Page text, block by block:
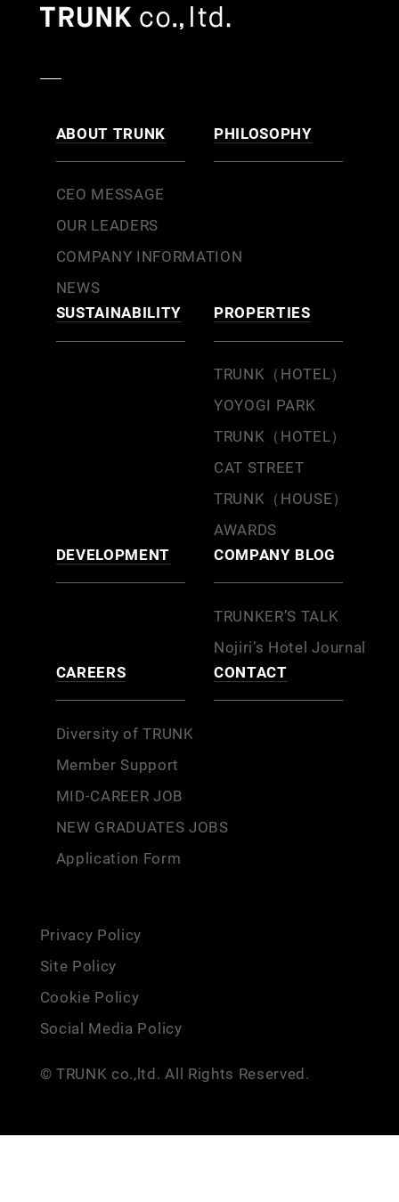
ABOUT TRUNK
CEO MESSAGE
OUR LEADERS
COMPANY INFORMATION
NEWS
PHILOSOPHY
SUSTAINABILITY PROPERTIES
TRUNK（HOTEL）
YOYOGI PARK
TRUNK（HOTEL）
CAT STREET
TRUNK（HOUSE）
AWARDS
DEVELOPMENT
COMPANY BLOG
TRUNKER’S TALK
Nojiri’s Hotel Journal
CAREERS
Diversity of TRUNK
Member Support
MID-CAREER JOB
NEW GRADUATES JOBS
Application Form
CONTACT
Privacy Policy
Site Policy
Cookie Policy
Social Media Policy
© TRUNK co.,ltd. All Rights Reserved.